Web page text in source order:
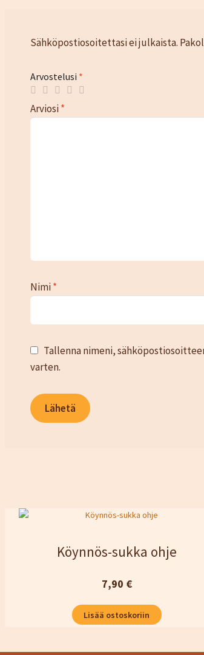
Sähköpostiosoitettasi ei julkaista.
Arvostelusi *
Arviosi*
Nimi*
Tallenna nimeni,
varten.
Köynnös-sukka ohje
7,90 €
Lisää ostoskoriin